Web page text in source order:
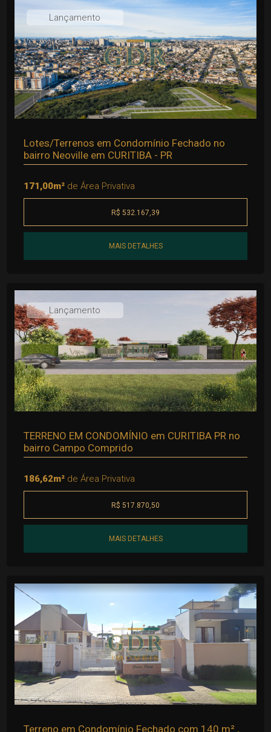
Lançamento
Lotes/Terrenos em Condomínio Fechado no
bairro Neoville em CURITIBA - PR
171,00m²de Área Privativa
R$ 532.167,39
MAIS DETALHES
Lançamento
TERRENO EM CONDOMÍNIO em CURITIBA PR no
bairro Campo Comprido
186,62m²de Área Privativa
R$ 517.870,50
MAIS DETALHES
Terreno em Condomínio Fechado com 140 m² ,